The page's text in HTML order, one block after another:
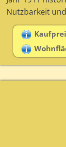
Nutzbarkeit